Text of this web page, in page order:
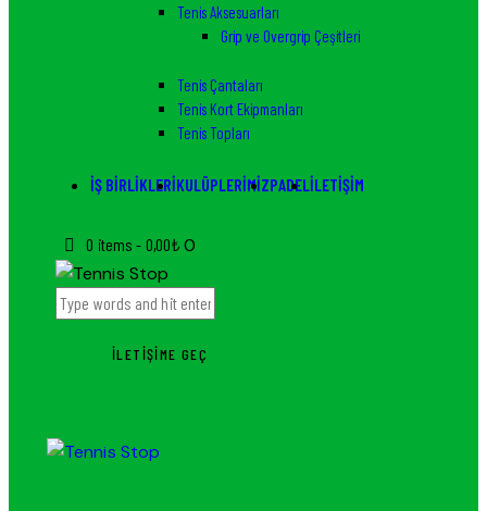
Tenis Aksesuarları
Grip ve Overgrip Çeşitleri
Tenis Çantaları
Tenis Kort Ekipmanları
Tenis Topları
İŞ BIRLIKLERIKULÜPLERIMIZPADEL İLETIŞIM
0 items - 0,00₺ 0
İLETIŞIME GEÇ